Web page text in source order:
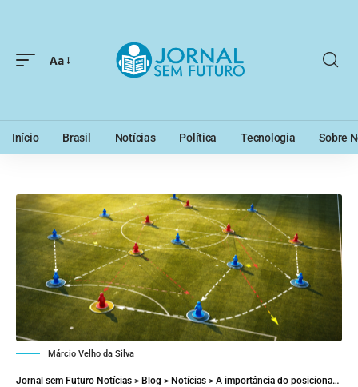
Aa
Início Brasil Notícias Política Tecnologia Sobre
Márcio Velho da Silva
Jornal sem Futuro Notícias > Blog > Notícias > A importância do posicionamento tático no futebol moderno: Saiba mais sobre